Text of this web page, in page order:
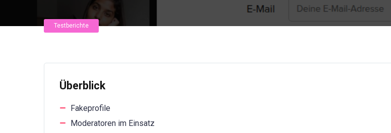
Testberichte
Überblick
Fakeprofile
Moderatoren im Einsatz